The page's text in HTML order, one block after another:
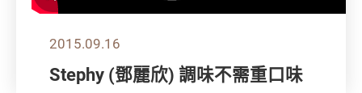
2015.09.16
Stephy (鄧麗欣) 調味不需重口味